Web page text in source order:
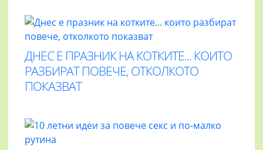
ДНЕС Е ПРАЗНИК НА КОТКИТЕ... КОИТО
РАЗБИРАТ ПОВЕЧЕ, ОТКОЛКОТО
ПОКАЗВАТ